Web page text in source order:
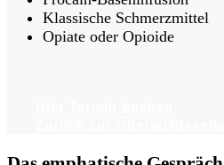
Klassische Schmerzmittel
Opiate oder Opioide